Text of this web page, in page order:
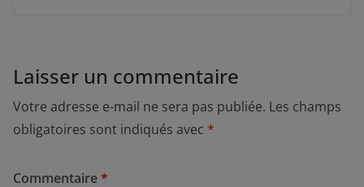
Laisser un commentaire
Votre adresse e-mail ne sera pas publiée. Les champs
obligatoires sont indiqués avec *
Commentaire*